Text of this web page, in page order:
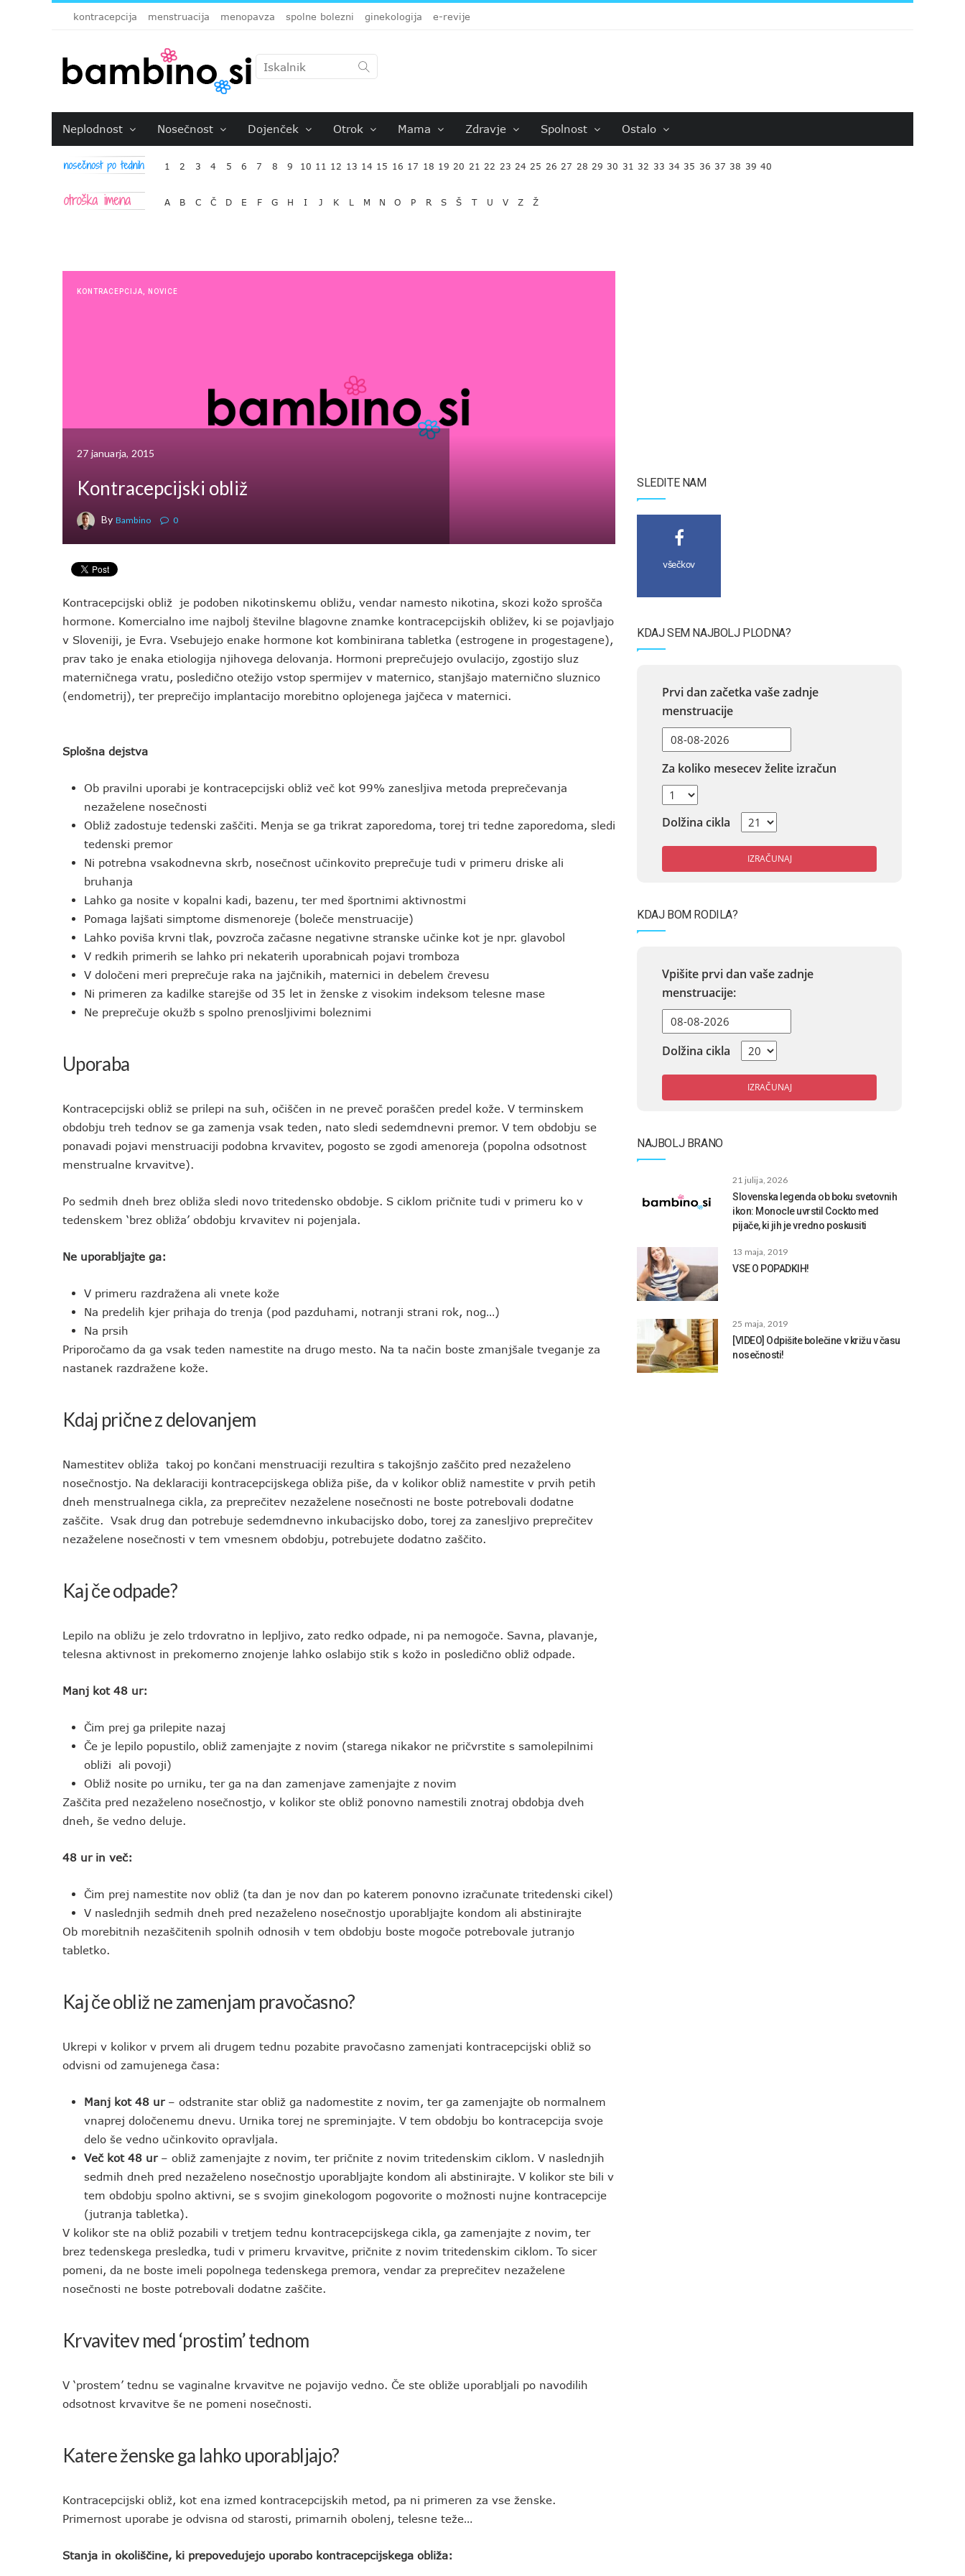
kontracepcija menstruacija menopavza spolne bolezni ginekologija e-revije
Neplodnost Nosečnost Dojenček Otrok Mama Zdravje Spolnost Ostalo
1 2 3 4 5 6 7 8 9 10 11 12 13 14 15 16 17 18 19 20 21 22 23 24 25 26 27 28 29 30 31 32 33 34 35 36 37 38 39 40
A B C Č D E F G H I J K L M N O P R S Š T U V Z Ž
KONTRACEPCIJA NOVICE
27 januarja, 2015
Kontracepcijski obliž
By Bambino 0
Kontracepcijski obliž je podoben nikotinskemu obližu, vendar namesto nikotina, skozi kožo sprošča
hormone. Komercialno ime najbolj številne blagovne znamke kontracepcijskih obližev, ki se pojavljajo
v Sloveniji, je Evra. Vsebujejo enake hormone kot kombinirana tabletka (estrogene in progestagene),
prav tako je enaka etiologija njihovega delovanja. Hormoni preprečujejo ovulacijo, zgostijo sluz
materničnega vratu, posledično otežijo vstop spermijev v maternico, stanjšajo maternično sluznico
(endometrij), ter preprečijo implantacijo morebitno oplojenega jajčeca v maternici.
Splošna dejstva
Ob pravilni uporabi je kontracepcijski obliž več kot 99% zanesljiva metoda preprečevanja
nezaželene nosečnosti
Obliž zadostuje tedenski zaščiti. Menja se ga trikrat zaporedoma, torej tri tedne zaporedoma, sledi
tedenski premor
Ni potrebna vsakodnevna skrb, nosečnost učinkovito preprečuje tudi v primeru driske ali
bruhanja
Lahko ga nosite v kopalni kadi, bazenu, ter med športnimi aktivnostmi
Pomaga lajšati simptome dismenoreje (boleče menstruacije)
Lahko poviša krvni tlak, povzroča začasne negativne stranske učinke kot je npr. glavobol
V redkih primerih se lahko pri nekaterih uporabnicah pojavi tromboza
V določeni meri preprečuje raka na jajčnikih, maternici in debelem črevesu
Ni primeren za kadilke starejše od 35 let in ženske z visokim indeksom telesne mase
Ne preprečuje okužb s spolno prenosljivimi boleznimi
Uporaba
Kontracepcijski obliž se prilepi na suh, očiščen in ne preveč poraščen predel kože. V terminskem
obdobju treh tednov se ga zamenja vsak teden, nato sledi sedemdnevni premor. V tem obdobju se
ponavadi pojavi menstruaciji podobna krvavitev, pogosto se zgodi amenoreja (popolna odsotnost
menstrualne krvavitve).
Po sedmih dneh brez obliža sledi novo tritedensko obdobje. S ciklom pričnite tudi v primeru ko v
tedenskem ‘brez obliža’ obdobju krvavitev ni pojenjala.
Ne uporabljajte ga:
V primeru razdražena ali vnete kože
Na predelih kjer prihaja do trenja (pod pazduhami, notranji strani rok, nog…)
Na prsih
Priporočamo da ga vsak teden namestite na drugo mesto. Na ta način boste zmanjšale tveganje za
nastanek razdražene kože.
Kdaj prične z delovanjem
Namestitev obliža takoj po končani menstruaciji rezultira s takojšnjo zaščito pred nezaželeno
nosečnostjo. Na deklaraciji kontracepcijskega obliža piše, da v kolikor obliž namestite v prvih petih
dneh menstrualnega cikla, za preprečitev nezaželene nosečnosti ne boste potrebovali dodatne
zaščite. Vsak drug dan potrebuje sedemdnevno inkubacijsko dobo, torej za zanesljivo preprečitev
nezaželene nosečnosti v tem vmesnem obdobju, potrebujete dodatno zaščito.
Kaj če odpade?
Lepilo na obližu je zelo trdovratno in lepljivo, zato redko odpade, ni pa nemogoče. Savna, plavanje,
telesna aktivnost in prekomerno znojenje lahko oslabijo stik s kožo in posledično obliž odpade.
Manj kot 48 ur:
Čim prej ga prilepite nazaj
Če je lepilo popustilo, obliž zamenjajte z novim (starega nikakor ne pričvrstite s samolepilnimi
obliži ali povoji)
Obliž nosite po urniku, ter ga na dan zamenjave zamenjajte z novim
Zaščita pred nezaželeno nosečnostjo, v kolikor ste obliž ponovno namestili znotraj obdobja dveh
dneh, še vedno deluje.
48 ur in več:
Čim prej namestite nov obliž (ta dan je nov dan po katerem ponovno izračunate tritedenski cikel)
V naslednjih sedmih dneh pred nezaželeno nosečnostjo uporabljajte kondom ali abstinirajte
Ob morebitnih nezaščitenih spolnih odnosih v tem obdobju boste mogoče potrebovale jutranjo
tabletko.
Kaj če obliž ne zamenjam pravočasno?
Ukrepi v kolikor v prvem ali drugem tednu pozabite pravočasno zamenjati kontracepcijski obliž so
odvisni od zamujenega časa:
Manj kot 48 ur – odstranite star obliž ga nadomestite z novim, ter ga zamenjajte ob normalnem
vnaprej določenemu dnevu. Urnika torej ne spreminjajte. V tem obdobju bo kontracepcija svoje
delo še vedno učinkovito opravljala.
Več kot 48 ur– obliž zamenjajte z novim, ter pričnite z novim tritedenskim ciklom. V naslednjih
sedmih dneh pred nezaželeno nosečnostjo uporabljajte kondom ali abstinirajte. V kolikor ste bili v
tem obdobju spolno aktivni, se s svojim ginekologom pogovorite o možnosti nujne kontracepcije
(jutranja tabletka).
V kolikor ste na obliž pozabili v tretjem tednu kontracepcijskega cikla, ga zamenjajte z novim, ter
brez tedenskega presledka, tudi v primeru krvavitve, pričnite z novim tritedenskim ciklom. To sicer
pomeni, da ne boste imeli popolnega tedenskega premora, vendar za preprečitev nezaželene
nosečnosti ne boste potrebovali dodatne zaščite.
Krvavitev med ‘prostim’ tednom
V ‘prostem’ tednu se vaginalne krvavitve ne pojavijo vedno. Če ste obliže uporabljali po navodilih
odsotnost krvavitve še ne pomeni nosečnosti.
Katere ženske ga lahko uporabljajo?
Kontracepcijski obliž, kot ena izmed kontracepcijskih metod, pa ni primeren za vse ženske.
Primernost uporabe je odvisna od starosti, primarnih obolenj, telesne teže…
Stanja in okoliščine, ki prepovedujejo uporabo kontracepcijskega obliža:
SLEDITE NAM
všečkov
KDAJ SEM NAJBOLJ PLODNA?
Prvi dan začetka vaše zadnje
menstruacije
Za koliko mesecev želite izračun
Dolžina cikla
IZRAČUNAJ
KDAJ BOM RODILA?
Vpišite prvi dan vaše zadnje
menstruacije:
Dolžina cikla
IZRAČUNAJ
NAJBOLJ BRANO
21 julija, 2026
Slovenska legenda ob boku svetovnih
ikon: Monocle uvrstil Cockto med
pijače, ki jih je vredno poskusiti
13 maja, 2019
VSE O POPADKIH!
25 maja, 2019
[VIDEO] Odpišite bolečine v križu v času
nosečnosti!